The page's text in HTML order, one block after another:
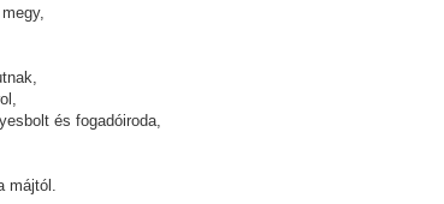
és fogadóiroda,
májtól.